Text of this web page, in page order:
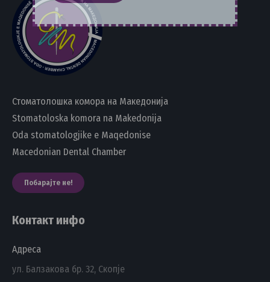
Стоматолошка комора на Македонија
Stomatoloska komora na Makedonija
Oda stomatologjike e Maqedonise
Macedonian Dental Chamber
Побарајте не!
Контакт инфо
Адреса
ул. Балзакова бр. 32, Скопје